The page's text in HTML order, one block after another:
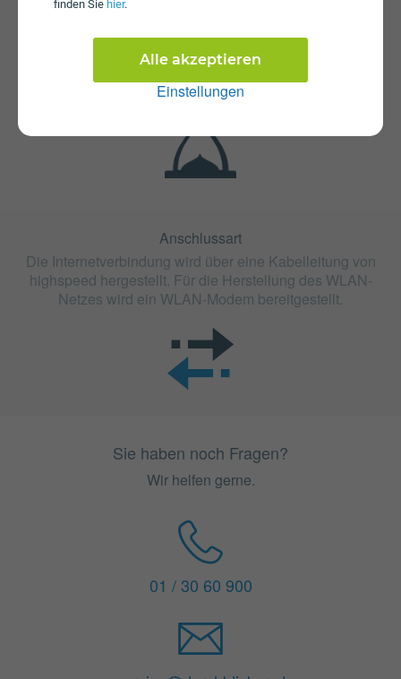
finden Sie hier.
Einstellungen
Alle akzeptieren
Die Vertragslaufzeit bei 130/15 Paznauntal beträgt 24
Monate. Die Kündigungsfrist beträgt 1 Monat.
Anschlussart
Die Internetverbindung wird über eine Kabelleitung von
highspeed hergestellt. Für die Herstellung des WLAN-
Netzes wird ein WLAN-Modem bereitgestellt.
Sie haben noch Fragen?
Wir helfen gerne.
01 / 30 60 900